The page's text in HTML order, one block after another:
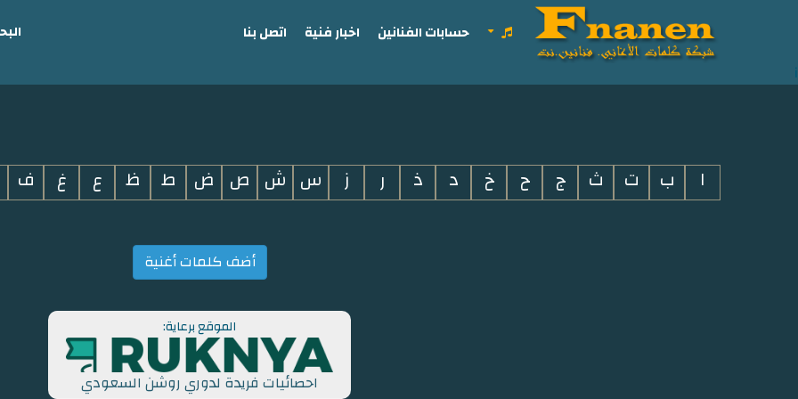
i
حسابات الفنانين اخبار فنية اتصل بنا
ا ب ت ث ج ح خ د ذ ر ز س ش ص ض ط ظ ع غ ف
أضف كلمات أغنية
الموقع برعاية:
احصائيات فريدة لدوري روشن السعودي